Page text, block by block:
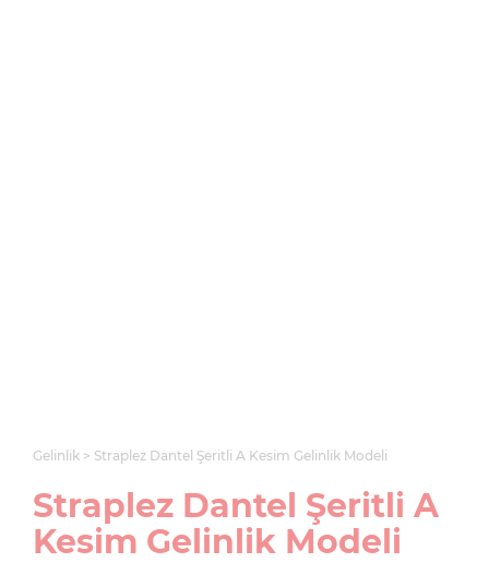
Gelinlik Straplez Dantel Şeritli A Kesim Gelinlik Modeli
Straplez Dantel Şeritli A
Kesim Gelinlik Modeli